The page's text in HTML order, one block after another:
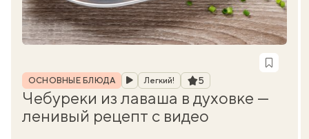
Рубрика
ОСНОВНЫЕ БЛЮДА Легкий! Рейтинг
5
Чебуреки из лаваша в духовке —
ленивый рецепт с видео